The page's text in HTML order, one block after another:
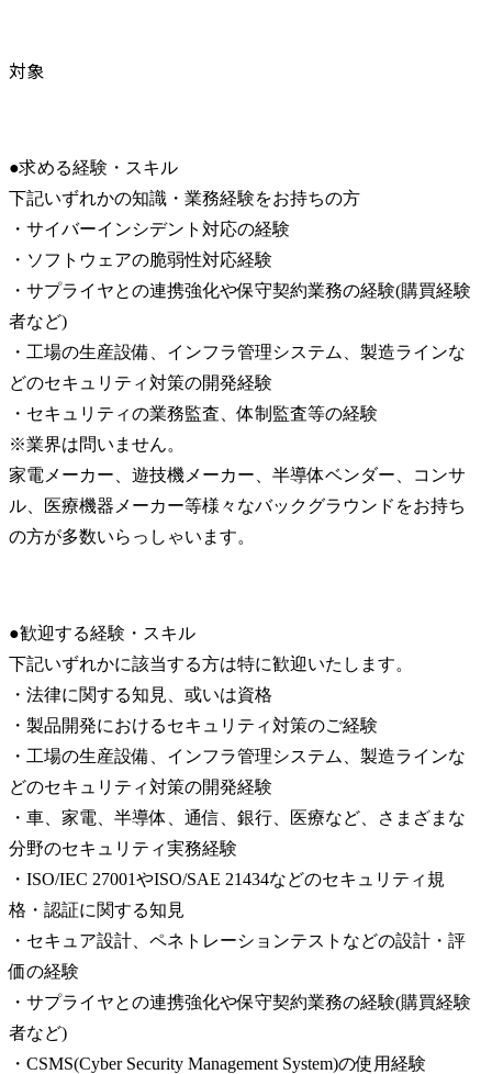
対象
●求める経験・スキル
下記いずれかの知識・業務経験をお持ちの方
・サイバーインシデント対応の経験
・ソフトウェアの脆弱性対応経験
・サプライヤとの連携強化や保守契約業務の経験(購買経験
者など)
・工場の生産設備、インフラ管理システム、製造ラインな
どのセキュリティ対策の開発経験
・セキュリティの業務監査、体制監査等の経験
※業界は問いません。
家電メーカー、遊技機メーカー、半導体ベンダー、コンサ
ル、医療機器メーカー等様々なバックグラウンドをお持ち
の方が多数いらっしゃいます。
●歓迎する経験・スキル
下記いずれかに該当する方は特に歓迎いたします。
・法律に関する知見、或いは資格
・製品開発におけるセキュリティ対策のご経験
・工場の生産設備、インフラ管理システム、製造ラインな
どのセキュリティ対策の開発経験
・車、家電、半導体、通信、銀行、医療など、さまざまな
分野のセキュリティ実務経験
・ISO/IEC 27001やISO/SAE 21434などのセキュリティ規
格・認証に関する知見
・セキュア設計、ペネトレーションテストなどの設計・評
価の経験
・サプライヤとの連携強化や保守契約業務の経験(購買経験
者など)
・CSMS(Cyber Security Management System)の使用経験